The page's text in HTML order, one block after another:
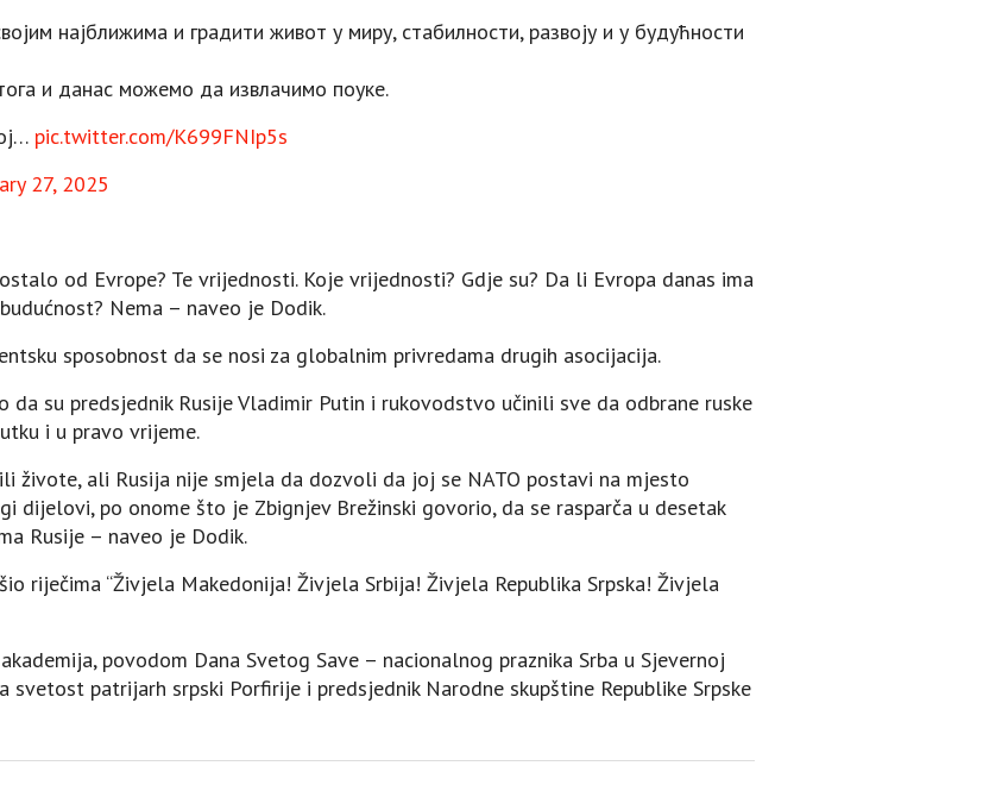
најближима и градити живот у миру, стабилности, развоју и у будућности
и данас можемо да извлачимо поуке.
pic.twitter.com/K699FNIp5s
27, 2025
od Evrope? Te vrijednosti. Koje vrijednosti? Gdje su? Da li Evropa danas ima
Nema – naveo je Dodik.
sposobnost da se nosi za globalnim privredama drugih asocijacija.
da su predsjednik Rusije Vladimir Putin i rukovodstvo učinili sve da odbrane ruske
i u pravo vrijeme.
živote, ali Rusija nije smjela da dozvoli da joj se NATO postavi na mjesto
dijelovi, po onome što je Zbignjev Brežinski govorio, da se rasparča u desetak
Rusije – naveo je Dodik.
riječima “Živjela Makedonija! Živjela Srbija! Živjela Republika Srpska! Živjela
povodom Dana Svetog Save – nacionalnog praznika Srba u Sjevernoj
patrijarh srpski Porfirije i predsjednik Narodne skupštine Republike Srpske